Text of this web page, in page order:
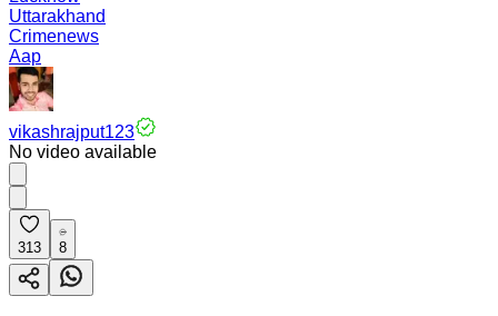
Uttarakhand
Crimenews
Aap
vikashrajput123
No video available
313 8